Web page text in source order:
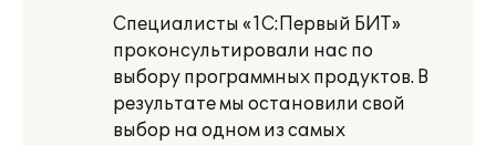
Специалисты «1С:Первый БИТ»
проконсультировали нас по
выбору программных продуктов. В
результате мы остановили свой
выбор на одном из самых